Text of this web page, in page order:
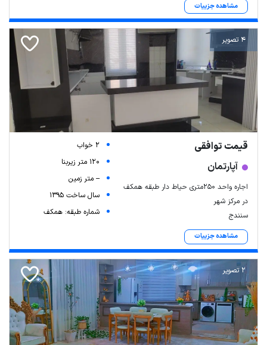
مشاهده جزییات
4 تصویر
قیمت توافقی
آپارتمان
اجاره واحد 250متری حیاط دار طبقه همکف
در مرکز شهر
سنندج
مشاهده جزییات
2 خواب
120 متر زیربنا
-- متر زمین
سال ساخت 1395
شماره طبقه: همکف
2 تصویر